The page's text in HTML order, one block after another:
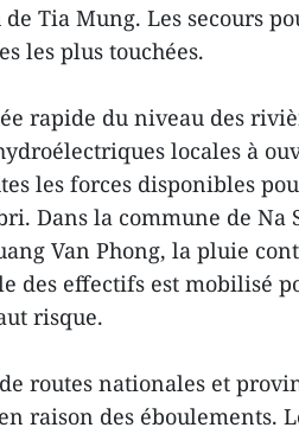
Tia Mung. Les secours
les plus touchées.
rapide du niveau des
locales à
les forces disponibles
Dans la commune de Na
Van Phong, la pluie
des effectifs est mobilisé
risque.
routes nationales et
raison des éboulements.